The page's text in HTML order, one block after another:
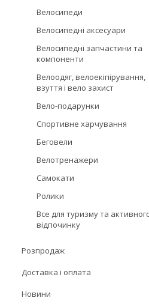
Велосипеди
Велосипедні аксесуари
Велосипедні запчастини та
компоненти
Велоодяг, велоекіпірування,
взуття і вело захист
Вело-подарунки
Спортивне харчування
Беговели
Велотренажери
Самокати
Ролики
Все для туризму та
відпочинку
Розпродаж
Доставка і оплата
Новини